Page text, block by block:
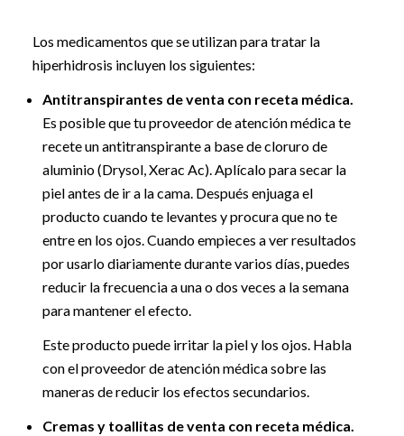
Los medicamentos que se utilizan para tratar la
hiperhidrosis incluyen los siguientes:
Antitranspirantes de venta con receta médica.
Es posible que tu proveedor de atención médica te
recete un antitranspirante a base de cloruro de
aluminio (Drysol, Xerac Ac). Aplícalo para secar la
piel antes de ir a la cama. Después enjuaga el
producto cuando te levantes y procura que no te
entre en los ojos. Cuando empieces a ver resultados
por usarlo diariamente durante varios días, puedes
reducir la frecuencia a una o dos veces a la semana
para mantener el efecto.
Este producto puede irritar la piel y los ojos. Habla
con el proveedor de atención médica sobre las
maneras de reducir los efectos secundarios.
Cremas y toallitas de venta con receta médica.